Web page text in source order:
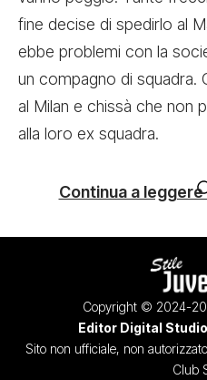
fine decise di spedirlo al
ebbe problemi con la
un compagno di squadra.
al Milan e chissà che non
alla loro ex squadra.
Continua a
Copyright © 2024-
Editor Digital Studio
Sito non ufficiale, non
Club